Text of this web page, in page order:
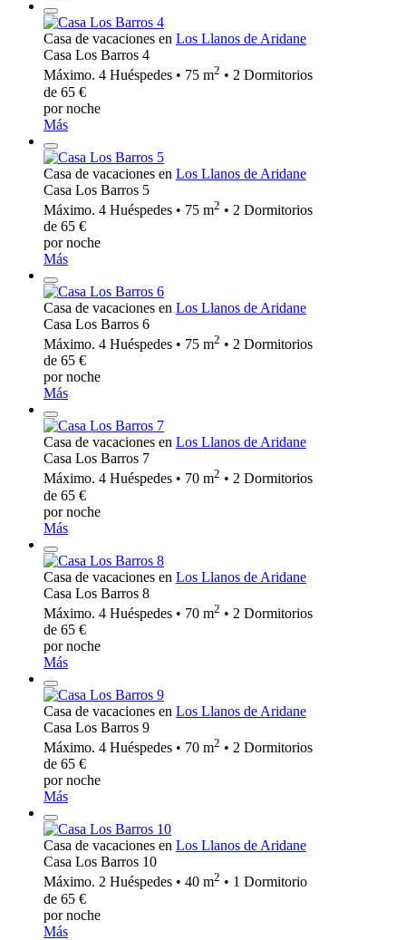
Casa de vacaciones en Los Llanos de Aridane
Casa Los Barros 4
Máximo. 4 Huéspedes • 75 m2 • 2 Dormitorios
de 65 €
por noche
Más
Casa de vacaciones en Los Llanos de Aridane
Casa Los Barros 5
Máximo. 4 Huéspedes • 75 m2 • 2 Dormitorios
de 65 €
por noche
Más
Casa de vacaciones en Los Llanos de Aridane
Casa Los Barros 6
Máximo. 4 Huéspedes • 75 m2 • 2 Dormitorios
de 65 €
por noche
Más
Casa de vacaciones en Los Llanos de Aridane
Casa Los Barros 7
Máximo. 4 Huéspedes • 70 m2 • 2 Dormitorios
de 65 €
por noche
Más
Casa de vacaciones en Los Llanos de Aridane
Casa Los Barros 8
Máximo. 4 Huéspedes • 70 m2 • 2 Dormitorios
de 65 €
por noche
Más
Casa de vacaciones en Los Llanos de Aridane
Casa Los Barros 9
Máximo. 4 Huéspedes • 70 m2 • 2 Dormitorios
de 65 €
por noche
Más
Casa de vacaciones en Los Llanos de Aridane
Casa Los Barros 10
Máximo. 2 Huéspedes • 40 m2 • 1 Dormitorio
de 65 €
por noche
Más